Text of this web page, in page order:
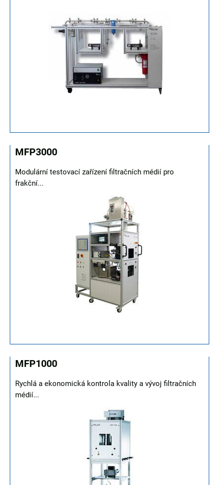
MFP3000
Modulární testovací zařízení filtračních médií pro
frakční...
MFP1000
Rychlá a ekonomická kontrola kvality a vývoj filtračních
médií...